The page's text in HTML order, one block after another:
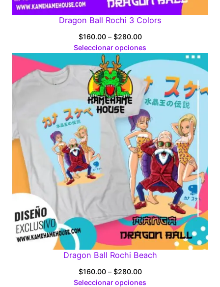
Dragon Ball Rochi 3 Colors
$160.00 – $280.00Price
range:
$160.00
$280.00
Seleccionar opciones
Dragon Ball Rochi Beach
$160.00 – $280.00Price
range:
Seleccionar opciones